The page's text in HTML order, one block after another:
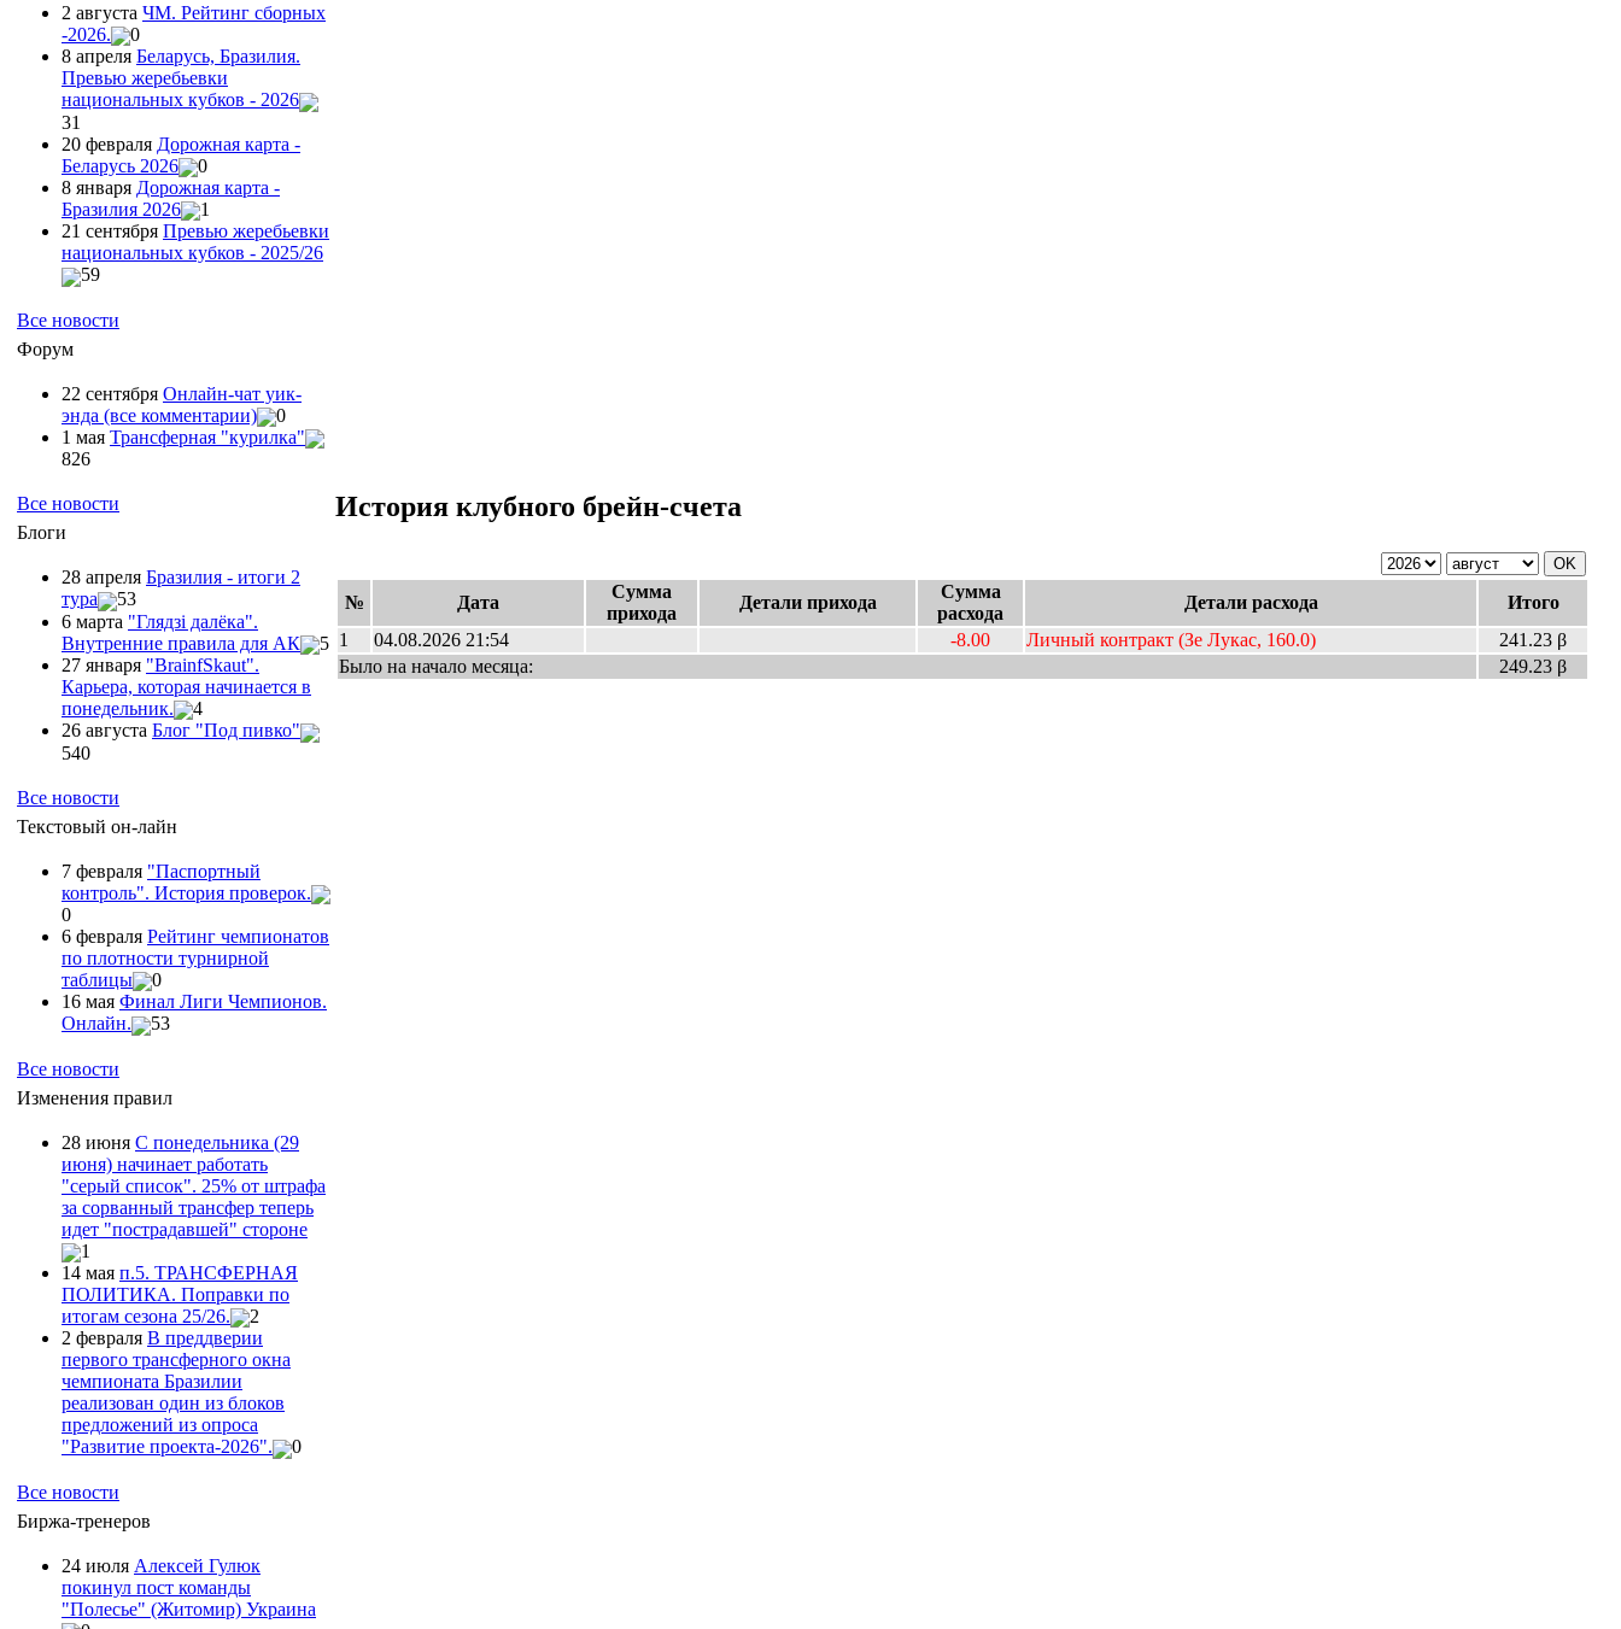
2 августа ЧМ. Рейтинг сборных
-2026.
0
8 апреля Беларусь, Бразилия.
Превью жеребьевки
национальных кубков - 2026
31
20 февраля Дорожная карта -
Беларусь 2026
0
8 января Дорожная карта -
Бразилия 2026
1
21 сентября Превью жеребьевки
национальных кубков - 2025/26
59
Все новости
Форум
22 сентября Онлайн-чат уик-
энда (все комментарии)
0
1 мая Трансферная "курилка"
826
Все новости
Блоги
28 апреля Бразилия - итоги 2
тура
53
6 марта "Глядзi далёка".
Внутренние правила для АК
5
27 января "ВrainfSkaut".
Карьера, которая начинается в
понедельник.
4
26 августа Блог "Под пивко"
540
Все новости
Текстовый он-лайн
7 февраля "Паспортный
контроль". История проверок.
0
6 февраля Рейтинг чемпионатов
по плотности турнирной
таблицы
0
16 мая Финал Лиги Чемпионов.
Онлайн.
53
Все новости
Изменения правил
28 июня С понедельника (29
июня) начинает работать
"серый список". 25% от штрафа
за сорванный трансфер теперь
идет "пострадавшей" стороне
1
14 мая п.5. ТРАНСФЕРНАЯ
ПОЛИТИКА. Поправки по
итогам сезона 25/26.
2
2 февраля В преддверии
первого трансферного окна
чемпионата Бразилии
реализован один из блоков
предложений из опроса
"Развитие проекта-2026".
0
Все новости
Биржа-тренеров
24 июля Алексей Гулюк
покинул пост команды
"Полесье" (Житомир) Украина
История клубного брейн-счета
№ Дата
Сумма
прихода
Детали прихода
Сумма
расхода
Детали расхода
Итого
1
04.08.2026 21:54 -8.00 Личный контракт (Зе Лукас, 160.0)
241.23 β
Было на начало месяца:
249.23 β